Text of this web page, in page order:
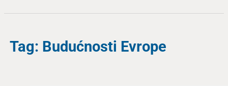
Tag: Budućnosti Evrope